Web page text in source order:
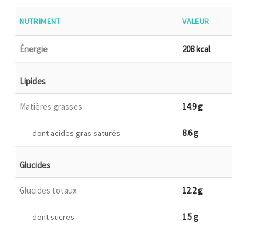
NUTRIMENT VALEUR
Énergie 208 kcal
Lipides
Matières grasses 14.9 g
dont acides gras saturés 8.6 g
Glucides
Glucides totaux 12.2 g
dont sucres 1.5 g